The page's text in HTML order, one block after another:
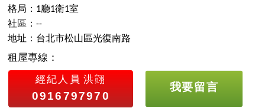
格局：1廳1衛1室
社區：--
地址：台北市松山區光復南路
租屋專線：
經紀人員 洪翧
0916797970
我要留言